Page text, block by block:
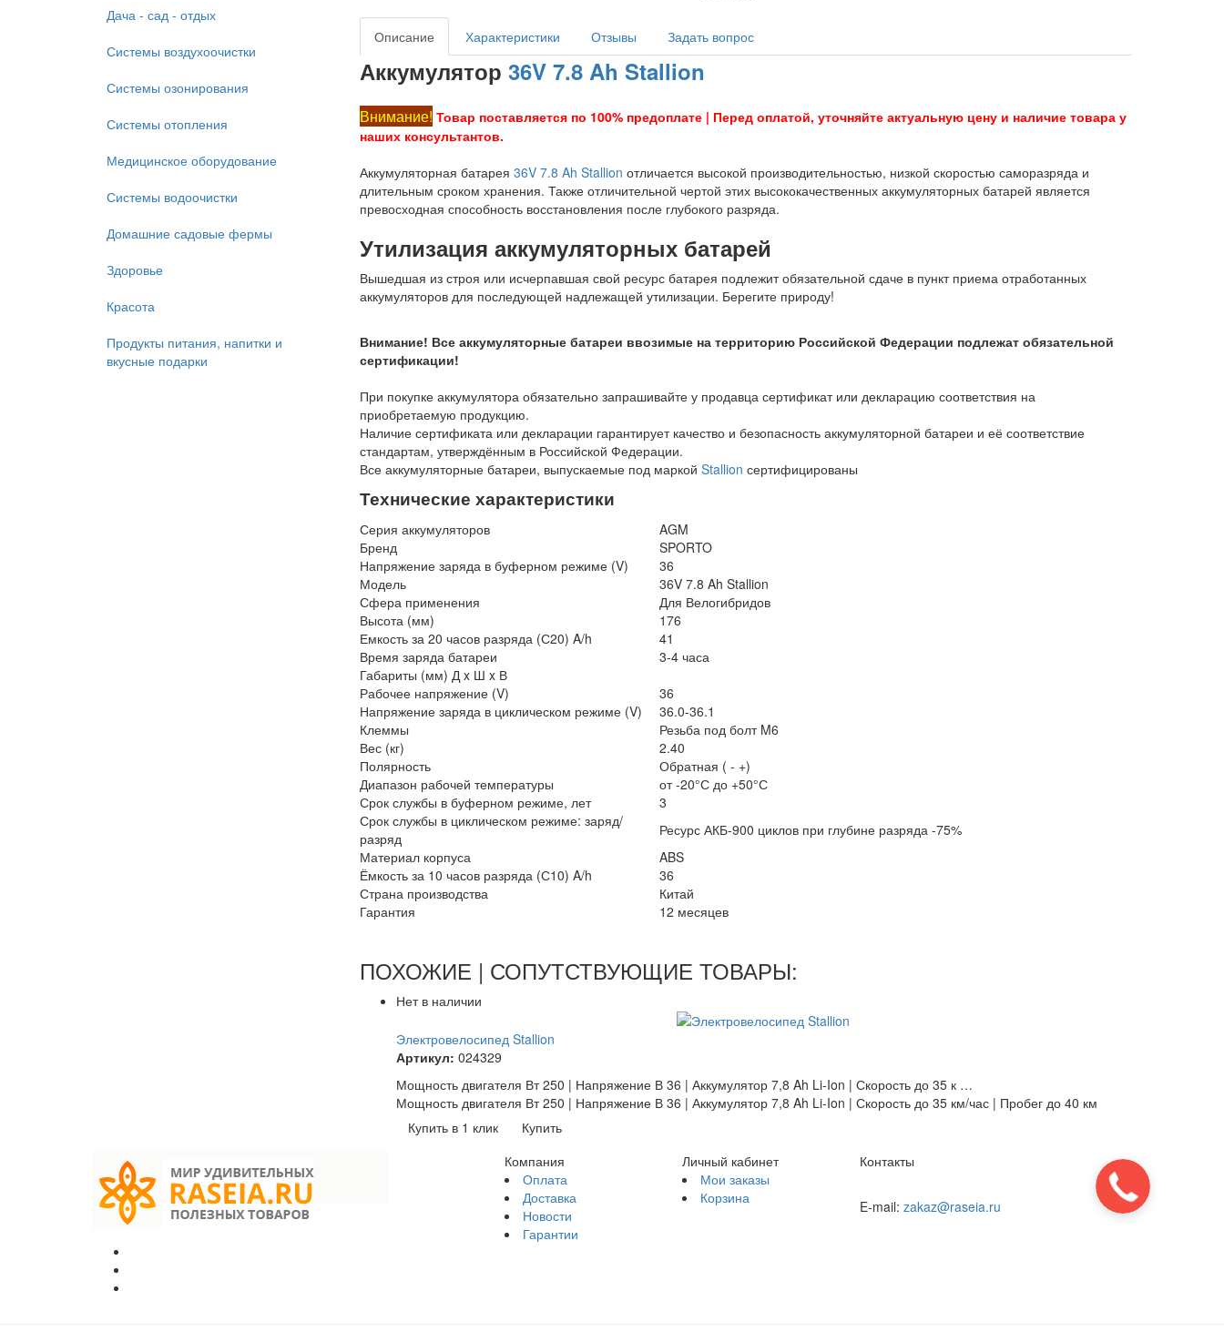
Дача - сад - отдых
Системы воздухоочистки
Системы озонирования
Системы отопления
Медицинское оборудование
Системы водоочистки
Домашние садовые фермы
Здоровье
Красота
Продукты питания, напитки и
вкусные подарки
Описание Характеристики Отзывы Задать вопрос
Аккумулятор 36V 7.8 Ah Stallion
Внимание! Товар поставляется по 100% предоплате | Перед оплатой, уточняйте актуальную цену и наличие товара у
наших консультантов.
Аккумуляторная батарея 36V 7.8 Ah Stallion отличается высокой производительностью, низкой скоростью саморазряда и
длительным сроком хранения. Также отличительной чертой этих высококачественных аккумуляторных батарей является
превосходная способность восстановления после глубокого разряда.
Утилизация аккумуляторных батарей
Вышедшая из строя или исчерпавшая свой ресурс батарея подлежит обязательной сдаче в пункт приема отработанных
аккумуляторов для последующей надлежащей утилизации. Берегите природу!
Внимание! Все аккумуляторные батареи ввозимые на территорию Российской Федерации подлежат обязательной
сертификации!
При покупке аккумулятора обязательно запрашивайте у продавца сертификат или декларацию соответствия на
приобретаемую продукцию.
Наличие сертификата или декларации гарантирует качество и безопасность аккумуляторной батареи и её соответствие
стандартам, утверждённым в Российской Федерации.
Все аккумуляторные батареи, выпускаемые под маркой Stallion сертифицированы
Технические характеристики
Серия аккумуляторов
AGM
Бренд
SPORTO
Напряжение заряда в буферном режиме (V)
36
Модель
36V 7.8 Ah Stallion
Сфера применения
Для Велогибридов
Высота (мм)
176
Емкость за 20 часов разряда (С20) A/h
41
Время заряда батареи
3-4 часа
Габариты (мм) Д x Ш x В
Рабочее напряжение (V)
36
Напряжение заряда в циклическом режиме (V)
36.0-36.1
Клеммы
Резьба под болт M6
Вес (кг)
2.40
Полярность
Обратная ( - +)
Диапазон рабочей температуры
от -20°С до +50°С
Срок службы в буферном режиме, лет
3
Срок службы в циклическом режиме: заряд/
разряд
Ресурс АКБ-900 циклов при глубине разряда -75%
Материал корпуса
ABS
Ёмкость за 10 часов разряда (С10) A/h
36
Страна производства
Китай
Гарантия
12 месяцев
ПОХОЖИЕ | СОПУТСТВУЮЩИЕ ТОВАРЫ:
Нет в наличии
Электровелосипед Stallion
Артикул: 024329
Мощность двигателя Вт 250 | Напряжение В 36 | Аккумулятор 7,8 Ah Li-Ion | Скорость до 35 к …
Мощность двигателя Вт 250 | Напряжение В 36 | Аккумулятор 7,8 Ah Li-Ion | Скорость до 35 км/час | Пробег до 40 км
Купить в 1 клик
Купить
Компания
Оплата
Доставка
Новости
Гарантии
Личный кабинет
Мои заказы
Корзина
Контакты
E-mail:zakaz@raseia.ru